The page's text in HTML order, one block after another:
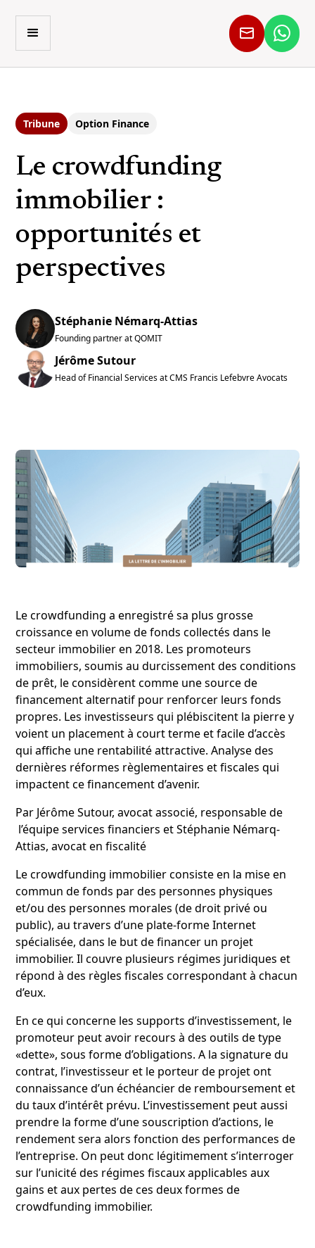
Tribune Option Finance
Le crowdfunding
immobilier :
opportunités et
perspectives
Stéphanie Némarq-Attias
Founding partner at QOMIT
Jérôme Sutour
Head of Financial Services at CMS Francis Lefebvre Avocats
Le crowdfunding a enregistré sa plus grosse
croissance en volume de fonds collectés dans le
secteur immobilier en 2018. Les promoteurs
immobiliers, soumis au durcissement des conditions
de prêt, le considèrent comme une source de
financement alternatif pour renforcer leurs fonds
propres. Les investisseurs qui plébiscitent la pierre y
voient un placement à court terme et facile d’accès
qui affiche une rentabilité attractive. Analyse des
dernières réformes règlementaires et fiscales qui
impactent ce financement d’avenir.
Par Jérôme Sutour, avocat associé, responsable de
l’équipe services financiers et Stéphanie Némarq-
Attias, avocat en fiscalité
Le crowdfunding immobilier consiste en la mise en
commun de fonds par des personnes physiques
et/ou des personnes morales (de droit privé ou
public), au travers d’une plate-forme Internet
spécialisée, dans le but de financer un projet
immobilier. Il couvre plusieurs régimes juridiques et
répond à des règles fiscales correspondant à chacun
d’eux.
En ce qui concerne les supports d’investissement, le
promoteur peut avoir recours à des outils de type
«dette», sous forme d’obligations. A la signature du
contrat, l’investisseur et le porteur de projet ont
connaissance d’un échéancier de remboursement et
du taux d’intérêt prévu. L’investissement peut aussi
prendre la forme d’une souscription d’actions, le
rendement sera alors fonction des performances de
l’entreprise. On peut donc légitimement s’interroger
sur l’unicité des régimes fiscaux applicables aux
gains et aux pertes de ces deux formes de
crowdfunding immobilier.